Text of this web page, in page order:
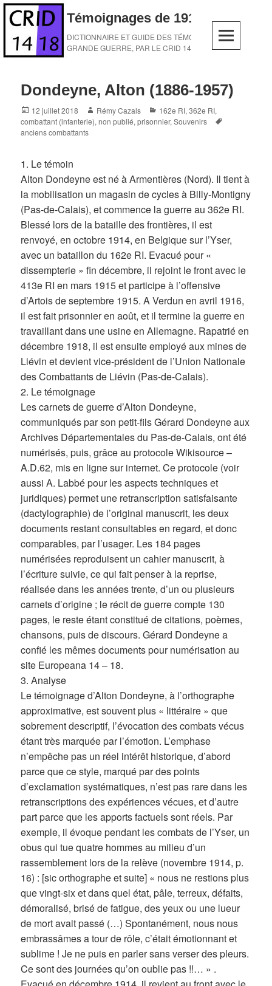
Skip
content
Témoignages de 1914-1918
DICTIONNAIRE ET GUIDE DES TÉMOINS DE LA
GRANDE GUERRE, PAR LE CRID 14-18
Dondeyne, Alton (1886-1957)
Posted
on
12 juillet 2018 Author
Rémy Cazals Categories
162e RI,362e RI,
combattant (infanterie),non publié,prisonnier,Souvenirs
anciens combattants
1. Le témoin
Alton Dondeyne est né à Armentières (Nord). Il tient à
la mobilisation un magasin de cycles à Billy-Montigny
(Pas-de-Calais), et commence la guerre au 362e RI.
Blessé lors de la bataille des frontières, il est
renvoyé, en octobre 1914, en Belgique sur l’Yser,
avec un bataillon du 162e RI. Evacué pour «
dissempterie » fin décembre, il rejoint le front avec le
413e RI en mars 1915 et participe à l’offensive
d’Artois de septembre 1915. A Verdun en avril 1916,
il est fait prisonnier en août, et il termine la guerre en
travaillant dans une usine en Allemagne. Rapatrié en
décembre 1918, il est ensuite employé aux mines de
Liévin et devient vice-président de l’Union Nationale
des Combattants de Liévin (Pas-de-Calais).
2. Le témoignage
Les carnets de guerre d’Alton Dondeyne,
communiqués par son petit-fils Gérard Dondeyne aux
Archives Départementales du Pas-de-Calais, ont été
numérisés, puis, grâce au protocole Wikisource –
A.D.62, mis en ligne sur internet. Ce protocole (voir
aussi A. Labbé pour les aspects techniques et
juridiques) permet une retranscription satisfaisante
(dactylographie) de l’original manuscrit, les deux
documents restant consultables en regard, et donc
comparables, par l’usager. Les 184 pages
numérisées reproduisent un cahier manuscrit, à
l’écriture suivie, ce qui fait penser à la reprise,
réalisée dans les années trente, d’un ou plusieurs
carnets d’origine ; le récit de guerre compte 130
pages, le reste étant constitué de citations, poèmes,
chansons, puis de discours. Gérard Dondeyne a
confié les mêmes documents pour numérisation au
site Europeana 14 – 18.
3. Analyse
Le témoignage d’Alton Dondeyne, à l’orthographe
approximative, est souvent plus « littéraire » que
sobrement descriptif, l’évocation des combats vécus
étant très marquée par l’émotion. L’emphase
n’empêche pas un réel intérêt historique, d’abord
parce que ce style, marqué par des points
d’exclamation systématiques, n’est pas rare dans les
retranscriptions des expériences vécues, et d’autre
part parce que les apports factuels sont réels. Par
exemple, il évoque pendant les combats de l’Yser, un
obus qui tue quatre hommes au milieu d’un
rassemblement lors de la relève (novembre 1914, p.
16) : [sic orthographe et suite] « nous ne restions plus
que vingt-six et dans quel état, pâle, terreux, défaits,
démoralisé, brisé de fatigue, des yeux ou une lueur
de mort avait passé (…) Spontanément, nous nous
embrassâmes a tour de rôle, c’était émotionnant et
sublime ! Je ne puis en parler sans verser des pleurs.
Ce sont des journées qu’on oublie pas !!… » .